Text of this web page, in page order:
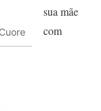
sua mãe
com